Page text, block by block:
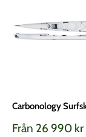
Carbonology
Vårt
Från 26 990 kr